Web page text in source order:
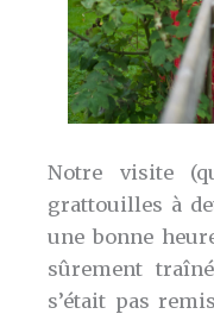
Notre visite
grattouilles à
une bonne
sûrement
s’était pas